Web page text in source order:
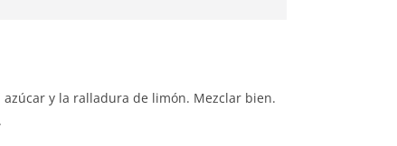
y la ralladura de limón. Mezclar bien.